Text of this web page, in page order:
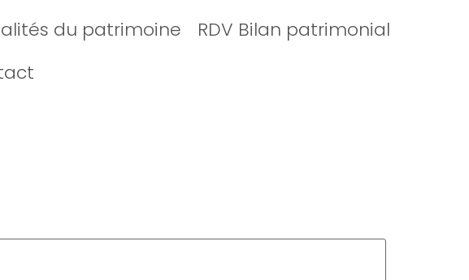
du patrimoine
RDV Bilan patrimonial